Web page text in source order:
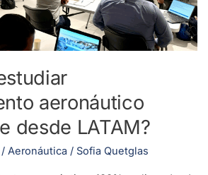
aeronáutico
desde LATAM?
/ Aeronáutica / Sofia Quetglas